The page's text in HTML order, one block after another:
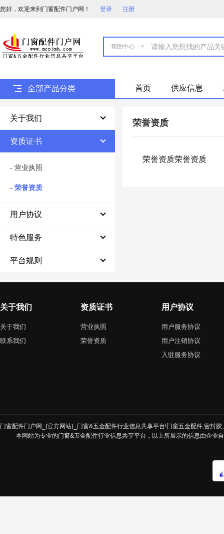
您好，欢迎来到门窗配件门户网！ 登录 注册

全部产品分类 首页 供应信息
关于我们
资质证书
- 营业执照
- 荣誉资质
用户协议
特色服务
平台规则
荣誉资质
荣誉资质荣誉资质
关于我们
关于我们
联系我们
资质证书
营业执照
荣誉资质
用户协议
用户服务协议
用户注销协议
入驻服务协议
门窗配件门户网_(官方网站)_门窗&五金配件行业信息共享平台!门窗五金配件,密封
本网站为专业的门窗&五金配件行业信息共享平台，以上所展示的信息由企业